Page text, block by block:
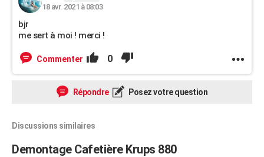
18 avr. 2021 à 08:03
bjr
me sert à moi ! merci !
Commenter 0
Répondre Posez votre question
Discussions similaires
Demontage Cafetière Krups 880